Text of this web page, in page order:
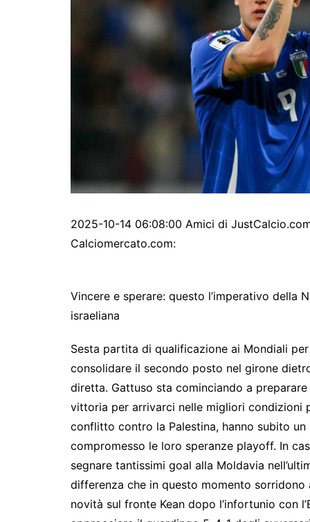
2025-10-14 06:08:00 Amici di
Calciomercato.com:
Vincere e sperare: questo l’imperativo della
israeliana
Sesta partita di qualificazione ai Mondiali per
consolidare il secondo posto nel girone
diretta. Gattuso sta cominciando a
vittoria per arrivarci nelle migliori condizioni
conflitto contro la Palestina, hanno subito
compromesso le loro speranze playoff. In
segnare tantissimi goal alla Moldavia
differenza che in questo momento
novità sul fronte Kean dopo l’infortunio con